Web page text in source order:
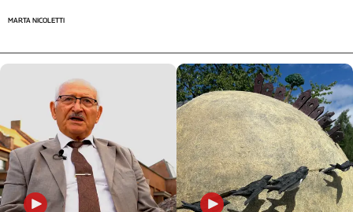
MARTA NICOLETTI